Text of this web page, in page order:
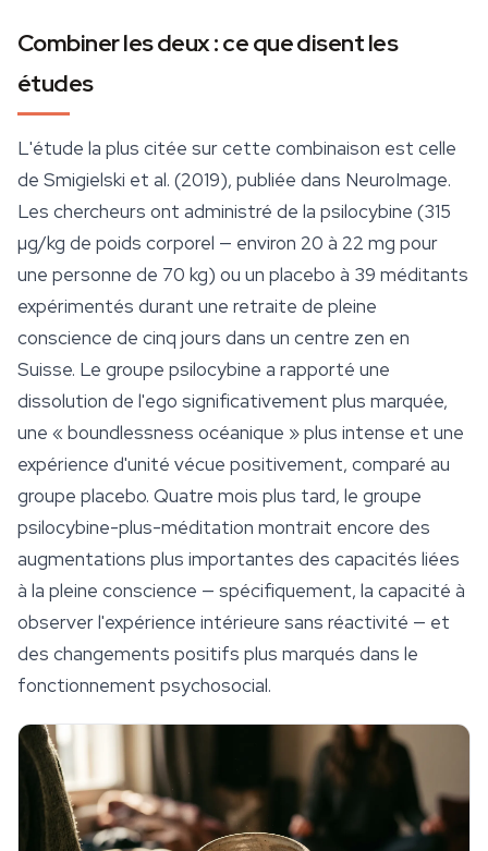
Combiner les deux : ce que disent les
études
L'étude la plus citée sur cette combinaison est celle
de Smigielski et al. (2019), publiée dans NeuroImage.
Les chercheurs ont administré de la psilocybine (315
µg/kg de poids corporel — environ 20 à 22 mg pour
une personne de 70 kg) ou un placebo à 39 méditants
expérimentés durant une retraite de pleine
conscience de cinq jours dans un centre zen en
Suisse. Le groupe psilocybine a rapporté une
dissolution de l'ego significativement plus marquée,
une « boundlessness océanique » plus intense et une
expérience d'unité vécue positivement, comparé au
groupe placebo. Quatre mois plus tard, le groupe
psilocybine-plus-méditation montrait encore des
augmentations plus importantes des capacités liées
à la pleine conscience — spécifiquement, la capacité à
observer l'expérience intérieure sans réactivité — et
des changements positifs plus marqués dans le
fonctionnement psychosocial.